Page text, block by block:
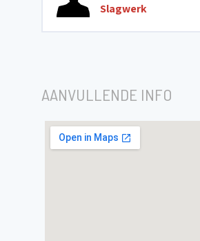
Slagwerk
AANVULLENDE INFO